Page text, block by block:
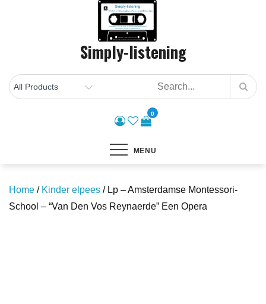
Simply-listening
0
MENU
Home / Kinder elpees / Lp – Amsterdamse Montessori-
School – “Van Den Vos Reynaerde” Een Opera